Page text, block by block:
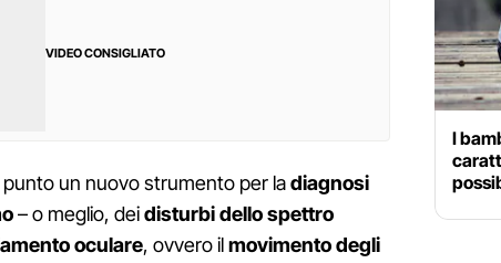
VIDEO CONSIGLIATO
un nuovo strumento per ladiagnosi
– o meglio, deidisturbi dello spettro
oculare, ovvero ilmovimento degli
I